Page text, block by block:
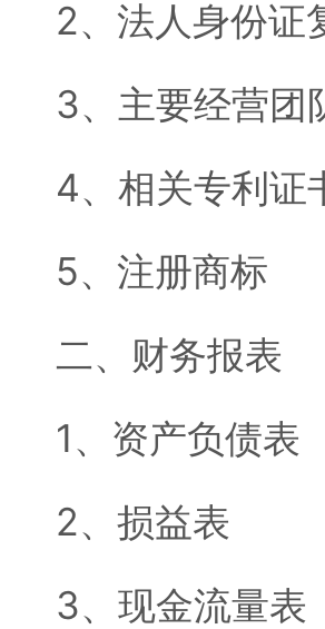
2、法人身份证
3、主要经营团
4、相关专利证
5、注册商标
二、财务报表
1、资产负债表
2、损益表
3、现金流量表